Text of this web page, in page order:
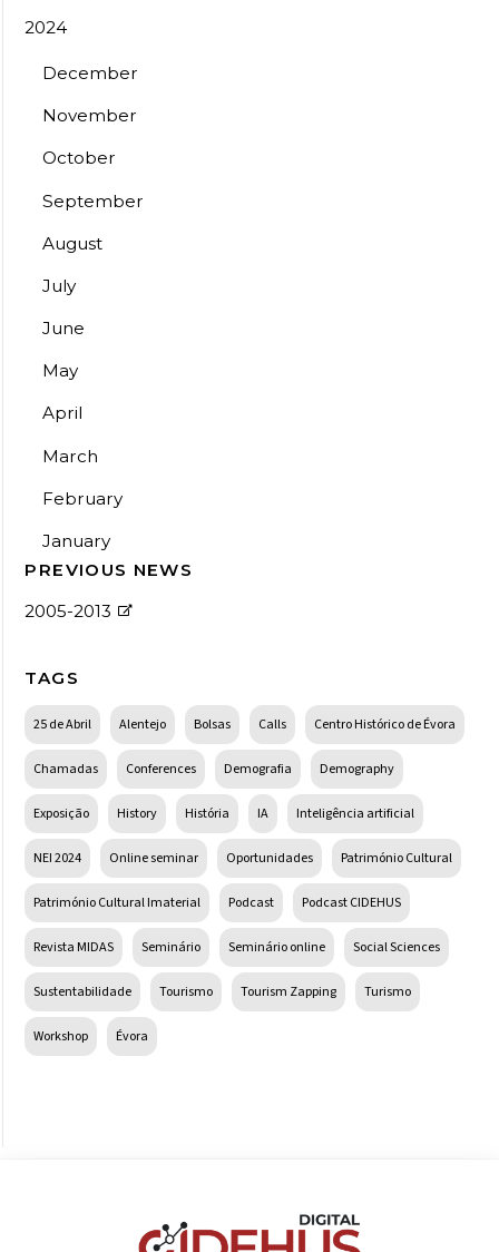
2024
December
November
October
September
August
July
June
May
April
March
February
January
PREVIOUS NEWS
2005-2013
TAGS
25 de Abril Alentejo Bolsas Calls Centro Histórico de Évora
Chamadas Conferences Demografia Demography
Exposição History História IA Inteligência artificial
NEI 2024 Online seminar Oportunidades Património Cultural
Património Cultural Imaterial Podcast Podcast CIDEHUS
Revista MIDAS Seminário Seminário online Social Sciences
Sustentabilidade Tourismo Tourism Zapping Turismo
Workshop Évora